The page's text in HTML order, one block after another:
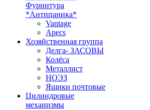
Фурнитура
*Антипаника*
Vantage
Apecs
Хозяйственная группа
Делга- ЗАСОВЫ
Колёса
Металлист
НОЭЗ
Ящики почтовые
Цилиндровые
механизмы